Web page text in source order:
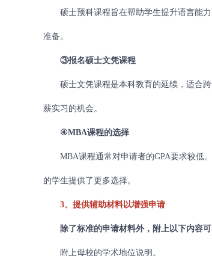
硕士预科课程旨在帮助学生提升语言能力
准备。
③报名硕士文凭课程
硕士文凭课程是本科教育的延续，适合跨
薪实习的机会。
④MBA课程的选择
MBA课程通常对申请者的GPA要求较低。
的学生提供了更多选择。
3、提供辅助材料以增强申请
除了标准的申请材料外，附上以下内容可
附上母校的学术地位说明。